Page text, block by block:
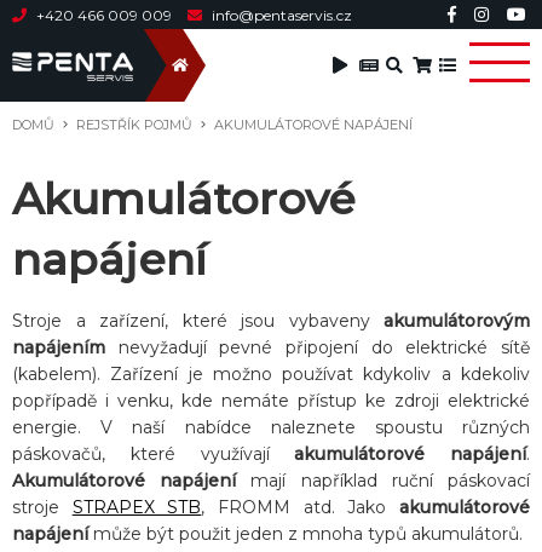
+420 466 009 009 info@pentaservis.cz
DOMŮ REJSTŘÍK POJMŮ AKUMULÁTOROVÉ NAPÁJENÍ
Akumulátorové
napájení
Stroje a zařízení, které jsou vybaveny akumulátorovým
napájením nevyžadují pevné připojení do elektrické sítě
(kabelem). Zařízení je možno používat kdykoliv a kdekoliv
popřípadě i venku, kde nemáte přístup ke zdroji elektrické
energie. V naší nabídce naleznete spoustu různých
páskovačů, které využívajíakumulátorové napájení.
Akumulátorové napájenímají například ruční páskovací
stroje STRAPEX STB, FROMM atd. Jakoakumulátorové
napájenímůže být použit jeden z mnoha typů akumulátorů.